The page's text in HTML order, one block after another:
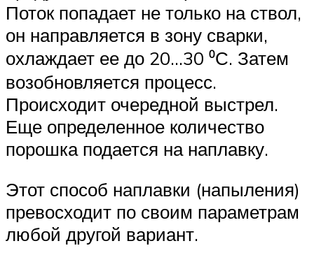
Поток попадает не только на ствол,
он направляется в зону сварки,
охлаждает ее до 20…30 ⁰С. Затем
возобновляется процесс.
Происходит очередной выстрел.
Еще определенное количество
порошка подается на наплавку.
Этот способ наплавки (напыления)
превосходит по своим параметрам
любой другой вариант.